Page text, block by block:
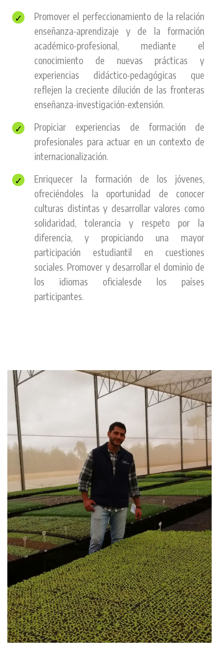
Promover el perfeccionamiento de la relación
enseñanza-aprendizaje y de la formación
académico-profesional, mediante el
conocimiento de nuevas prácticas y
experiencias didáctico-pedagógicas que
reflejen la creciente dilución de las fronteras
enseñanza-investigación-extensión.
Propiciar experiencias de formación de
profesionales para actuar en un contexto de
internacionalización.
Enriquecer la formación de los jóvenes,
ofreciéndoles la oportunidad de conocer
culturas distintas y desarrollar valores como
solidaridad, tolerancia y respeto por la
diferencia, y propiciando una mayor
participación estudiantil en cuestiones
sociales. Promover y desarrollar el dominio de
los idiomas oficialesde los países
participantes.